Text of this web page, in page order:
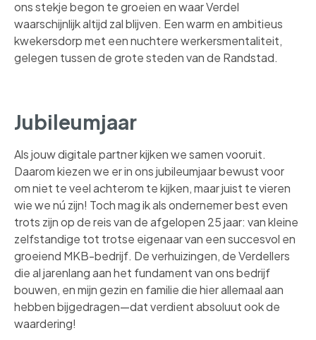
ons stekje begon te groeien en waar Verdel
waarschijnlijk altijd zal blijven. Een warm en ambitieus
kwekersdorp met een nuchtere werkersmentaliteit,
gelegen tussen de grote steden van de Randstad.
Jubileumjaar
Als jouw digitale partner kijken we samen vooruit.
Daarom kiezen we er in ons jubileumjaar bewust voor
om niet te veel achterom te kijken, maar juist te vieren
wie we nú zijn! Toch mag ik als ondernemer best even
trots zijn op de reis van de afgelopen 25 jaar: van kleine
zelfstandige tot trotse eigenaar van een succesvol en
groeiend MKB-bedrijf. De verhuizingen, de Verdellers
die al jarenlang aan het fundament van ons bedrijf
bouwen, en mijn gezin en familie die hier allemaal aan
hebben bijgedragen—dat verdient absoluut ook de
waardering!